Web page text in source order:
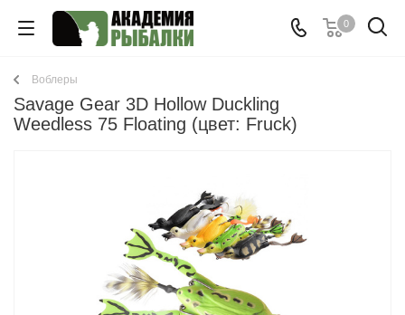
0
Воблеры
Savage Gear 3D Hollow Duckling
Weedless 75 Floating (цвет: Fruck)